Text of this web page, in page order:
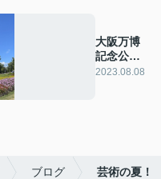
大阪万博
記念公園
へ
2023.08.08
ブログ 芸術の夏！